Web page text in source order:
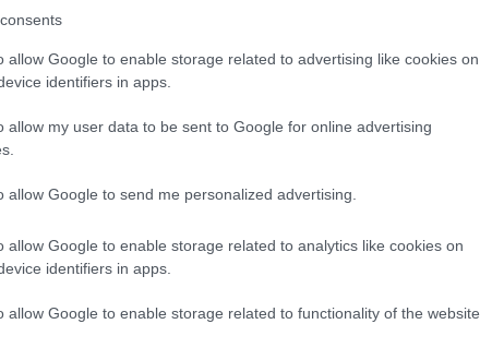
allow Google to enable storage related to advertising like cookies on
identifiers in apps.
allow my user data to be sent to Google for online advertising
allow Google to send me personalized advertising.
allow Google to enable storage related to analytics like cookies on
identifiers in apps.
allow Google to enable storage related to functionality of the website
elhivatottak és maximalisták, így a borok világába
beleásni magukat (mondjuk másképp el se tudjuk
kiderül.